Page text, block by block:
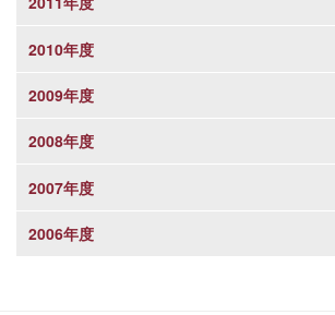
2010年度
2009年度
2008年度
2007年度
2006年度